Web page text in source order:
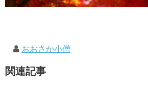
おおさか小僧
関連記事